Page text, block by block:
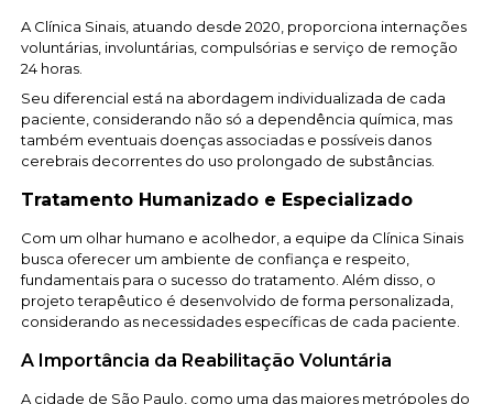
A Clínica Sinais, atuando desde 2020, proporciona internações
voluntárias, involuntárias, compulsórias e serviço de remoção
24 horas.
Seu diferencial está na abordagem individualizada de cada
paciente, considerando não só a dependência química, mas
também eventuais doenças associadas e possíveis danos
cerebrais decorrentes do uso prolongado de substâncias.
Tratamento Humanizado e Especializado
Com um olhar humano e acolhedor, a equipe da Clínica Sinais
busca oferecer um ambiente de confiança e respeito,
fundamentais para o sucesso do tratamento. Além disso, o
projeto terapêutico é desenvolvido de forma personalizada,
considerando as necessidades específicas de cada paciente.
A Importância da Reabilitação Voluntária
A cidade de São Paulo, como uma das maiores metrópoles do